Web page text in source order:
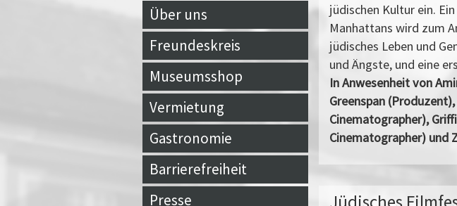
Über uns
Freundeskreis
Museumsshop
Vermietung
Gastronomie
Barrierefreiheit
Presse
jüdischen Kultur ein.
Manhattans wird zum
jüdisches Leben und
und Ängste, und eine
In Anwesenheit von
Greenspan
Cinematographer),
Cinematographer) und
Jüdisches